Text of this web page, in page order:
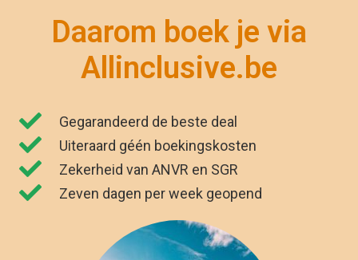
"Wij zijn net terug van vakantie. Het was
genieten. Dankzij Allinclusive.be waren wij
€591,00 goedkoper uit. "
Kirsten Poort